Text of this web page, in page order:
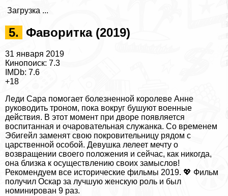
Загрузка ...
5. Фаворитка (2019)
31 января 2019
Кинопоиск: 7.3
IMDb: 7.6
+18
Леди Сара помогает болезненной королеве Анне
руководить троном, пока вокруг бушуют военные
действия. В этот момент при дворе появляется
воспитанная и очаровательная служанка. Со временем
Эбигeйл заменят свою покровительницу рядом с
царственной особой. Дeвyшка лелеет мечту о
возвращении своего положения и сейчас, как никогда,
она близка к осуществлению своих замыслов!
Рекомендуем все исторические фильмы 2019. 💖 Фильм
получил Оскар за лучшую женскую роль и был
номинирован 9 раз.